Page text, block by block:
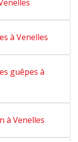
à Venelles
guêpes à
à Venelles